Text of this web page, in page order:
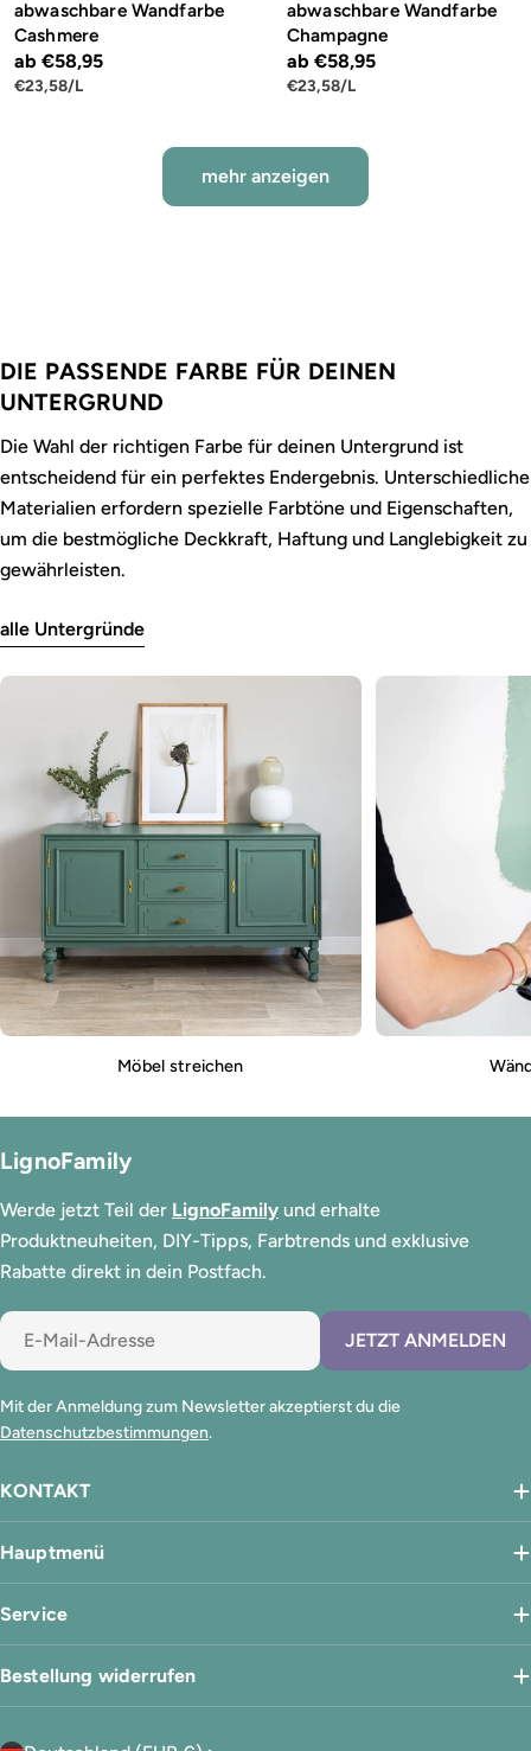
abwaschbare Wandfarbe
Cashmere
Regulärer
Preis
ab €58,95
STÜCKPREIS
€23,58/PRO
L
abwaschbare Wandfarbe
Champagne
Regulärer
Preis
ab €58,95
STÜCKPREIS
€23,58/PRO
L
mehr anzeigen
DIE PASSENDE FARBE FÜR DEINEN
UNTERGRUND
Die Wahl der richtigen Farbe für deinen Untergrund ist
entscheidend für ein perfektes Endergebnis. Unterschiedliche
Materialien erfordern spezielle Farbtöne und Eigenschaften,
um die bestmögliche Deckkraft, Haftung und Langlebigkeit zu
gewährleisten.
alle Untergründe
Möbel streichen
KONTAKT
Hauptmenü
Service
LignoFamily
Werde jetzt Teil der LignoFamily und erhalte
Produktneuheiten, DIY-Tipps, Farbtrends und exklusive
Rabatte direkt in dein Postfach.
E-
Mail
JETZT ANMELDEN
Mit der Anmeldung zum Newsletter akzeptierst du die
Datenschutzbestimmungen.
Bestellung widerrufen